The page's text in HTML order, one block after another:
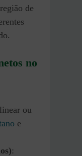
de
no
ou
e
: